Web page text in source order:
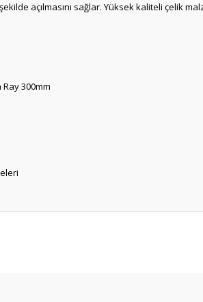
açılmasını sağlar. Yüksek kaliteli
Ray 300mm